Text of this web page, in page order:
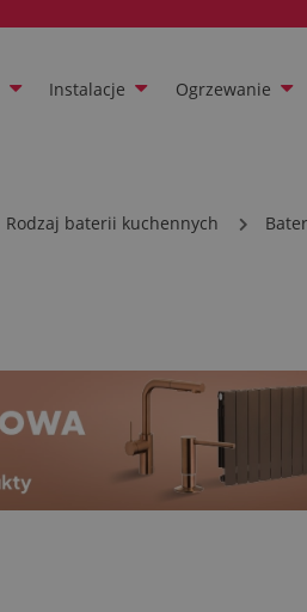
Instalacje Ogrzewanie
Rodzaj baterii kuchennych